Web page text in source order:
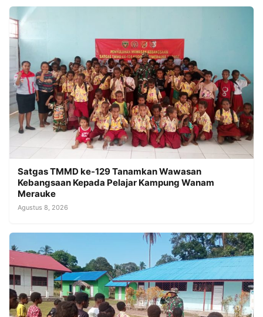
Satgas TMMD ke-129 Tanamkan Wawasan
Kebangsaan Kepada Pelajar Kampung Wanam
Merauke
Agustus 8, 2026